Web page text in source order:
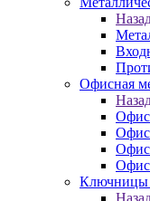
Офисная
Ключницы